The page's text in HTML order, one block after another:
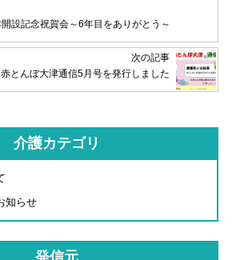
設記念祝賀会～6年目をありがとう～
次の記事
赤とんぼ大津通信5月号を発行しました
介護カテゴリ
知らせ